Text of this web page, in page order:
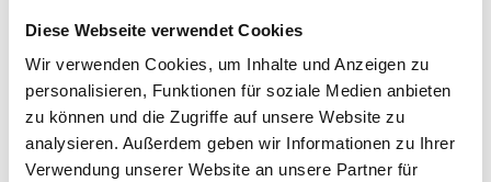
Diese Webseite verwendet Cookies
Wir verwenden Cookies, um Inhalte und Anzeigen zu
personalisieren, Funktionen für soziale Medien anbieten
zu können und die Zugriffe auf unsere Website zu
analysieren. Außerdem geben wir Informationen zu Ihrer
Verwendung unserer Website an unsere Partner für
schwerbewaffneten Delegation aus dem Universum zum
benachbarten „BikiniARTmuseum“ transportiert. Dort fand er im
Rahmen einer großen Show seine inszenierte neue Heimat.
Dass der 24-Autohof Bad Rappenau Nord der ideale Gastgeber